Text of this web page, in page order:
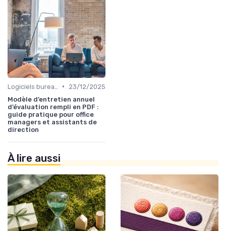
•
23/12/2025
Modèle d’entretien annuel
d’évaluation rempli en PDF :
guide pratique pour office
managers et assistants de
direction
À lire aussi